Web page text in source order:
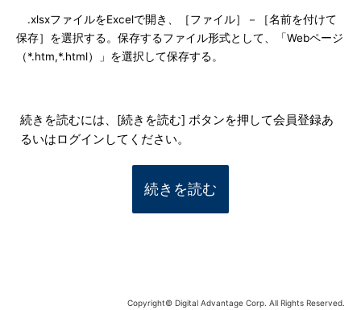
.xlsxファイルをExcelで開き、［ファイル］－［名前を付けて
保存］を選択する。保存するファイル形式として、「Webページ
（*.htm,*.html）」を選択して保存する。
続きを読むには、[続きを読む] ボタンを押して会員登録あ
るいはログインしてください。
続きを読む
Copyright© Digital Advantage Corp. All Rights Reserved.